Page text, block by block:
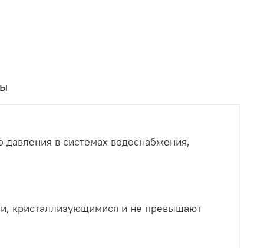
в системах водоснабжения,
кристаллизующимися и не превышают